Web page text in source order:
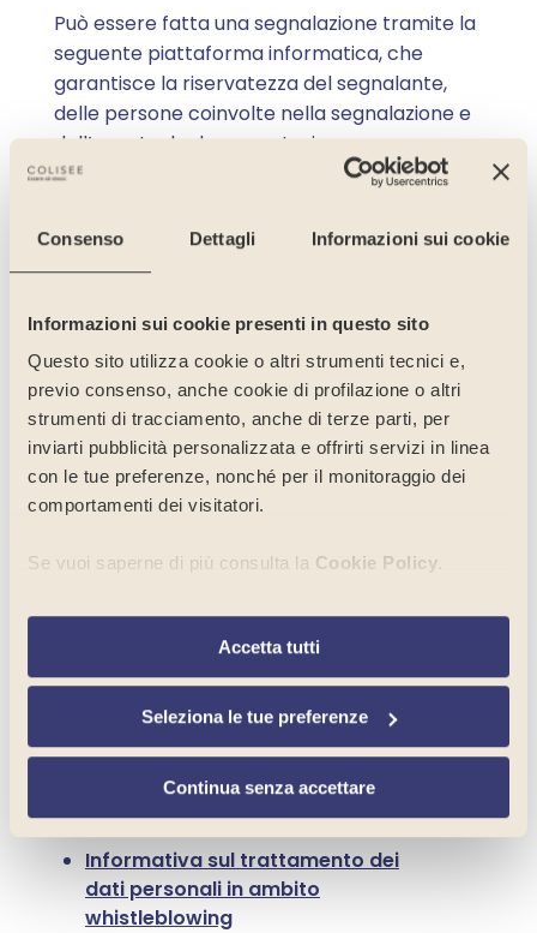
Consenso Dettagli Informazioni sui cookie
Informazioni sui cookie presenti in questo sito
Questo sito utilizza cookie o altri strumenti tecnici e,
previo consenso, anche cookie di profilazione o altri
strumenti di tracciamento, anche di terze parti, per
inviarti pubblicità personalizzata e offrirti servizi in linea
con le tue preferenze, nonché per il monitoraggio dei
comportamenti dei visitatori.
Se vuoi saperne di più consulta la Cookie Policy
Per selezionare in modo analitico soltanto alcune finalità,
terze parti e cookie è possibile cliccare su “
tue preferenze”. Chiudendo questo banner tramite
l’apposito comando “
Continua senza accettare
altri strumenti di tracciamento diversi da quelli tecnici.
Accetta tutti
Seleziona le tue preferenze
Continua senza accettare
Può essere fatta una segnalazione tramite la
seguente piattaforma informatica, che
garantisce la riservatezza del segnalante,
delle persone coinvolte nella segnalazione e
dell’eventuale documentazione annessa
Portale Segnalazioni
Al segnalante che dichiara le proprie
generalità saranno garantite tutte le tutele
previste dal D.Lgs. 24/2023. Le segnalazioni in
forma anonima devono essere
adeguatamente circostanziate e con
elementi informativi utili per verificarle.
Le informazioni fornite saranno trattate in
conformità alle norme in materia di
privacy come da informativa su
DOCUMENTI
Istruzioni d’uso piattaforma
informatica
Informativa sul trattamento dei
dati personali in ambito
whistleblowing